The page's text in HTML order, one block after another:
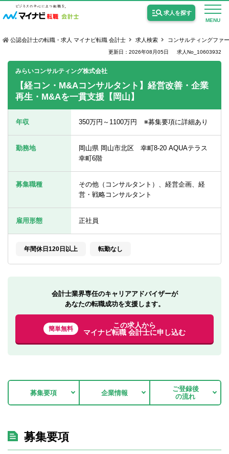
MENU
求人を探す
公認会計士の求人
公認会計士試験合格向けの求人
女性会計士の転職
転職お役立ち情報
サービス紹介
転職お役立ち情報
公認会計士の転職・求人 マイナビ転職 会計士 求人検索 コンサルティングファ
更新日：2026年08月05日 求人No_10603932
みらいコンサルティング株式会社
【経コン・M&Aコンサルタント】経営改善・企業
再生・M&Aを一貫支援【岡山】
年収 350万円～1100万円 ※募集要項に詳細あり
勤務地
岡山県 岡山市北区 幸町8-20 AQUAテラス
幸町6階
募集職種
その他（コンサルタント）、経営企画、経
営・戦略コンサルタント
雇用形態 正社員
年間休日120日以上 転勤なし
会計士業界専任のキャリアアドバイザーが
あなたの転職成功を支援します。
簡単無料
この求人から
マイナビ転職 会計士に申し込む
募集要項 企業情報
ご登録後
の流れ
募集要項